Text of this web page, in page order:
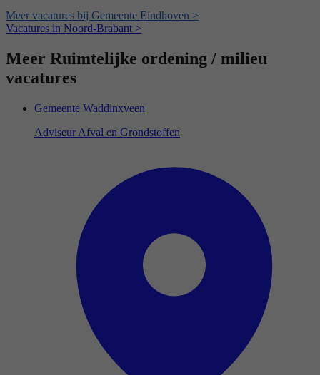
Meer vacatures bij Gemeente Eindhoven >
Vacatures in Noord-Brabant >
Meer Ruimtelijke ordening / milieu
vacatures
Gemeente Waddinxveen
Adviseur Afval en Grondstoffen